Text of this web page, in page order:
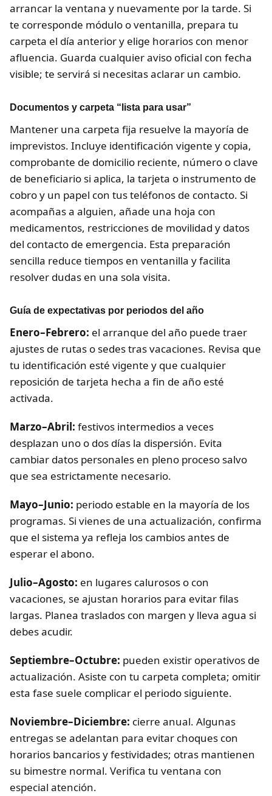
arrancar la ventana y nuevamente por la tarde. Si
te corresponde módulo o ventanilla, prepara tu
carpeta el día anterior y elige horarios con menor
afluencia. Guarda cualquier aviso oficial con fecha
visible; te servirá si necesitas aclarar un cambio.
Documentos y carpeta “lista para usar”
Mantener una carpeta fija resuelve la mayoría de
imprevistos. Incluye identificación vigente y copia,
comprobante de domicilio reciente, número o clave
de beneficiario si aplica, la tarjeta o instrumento de
cobro y un papel con tus teléfonos de contacto. Si
acompañas a alguien, añade una hoja con
medicamentos, restricciones de movilidad y datos
del contacto de emergencia. Esta preparación
sencilla reduce tiempos en ventanilla y facilita
resolver dudas en una sola visita.
Guía de expectativas por periodos del año
Enero–Febrero: el arranque del año puede traer
ajustes de rutas o sedes tras vacaciones. Revisa que
tu identificación esté vigente y que cualquier
reposición de tarjeta hecha a fin de año esté
activada.
Marzo–Abril: festivos intermedios a veces
desplazan uno o dos días la dispersión. Evita
cambiar datos personales en pleno proceso salvo
que sea estrictamente necesario.
Mayo–Junio: periodo estable en la mayoría de los
programas. Si vienes de una actualización, confirma
que el sistema ya refleja los cambios antes de
esperar el abono.
Julio–Agosto: en lugares calurosos o con
vacaciones, se ajustan horarios para evitar filas
largas. Planea traslados con margen y lleva agua si
debes acudir.
Septiembre–Octubre: pueden existir operativos de
actualización. Asiste con tu carpeta completa; omitir
esta fase suele complicar el periodo siguiente.
Noviembre–Diciembre: cierre anual. Algunas
entregas se adelantan para evitar choques con
horarios bancarios y festividades; otras mantienen
su bimestre normal. Verifica tu ventana con
especial atención.